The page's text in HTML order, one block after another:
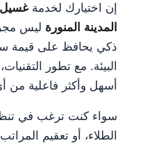
إن اختيارك لخدمةغسيل
المدينة المنورة ليس
ذكي يحافظ على قيمة
البيئة. مع تطور
أسهل وأكثر فاعلية
سواء كنت ترغب في
الطلاء، أو تعقيم